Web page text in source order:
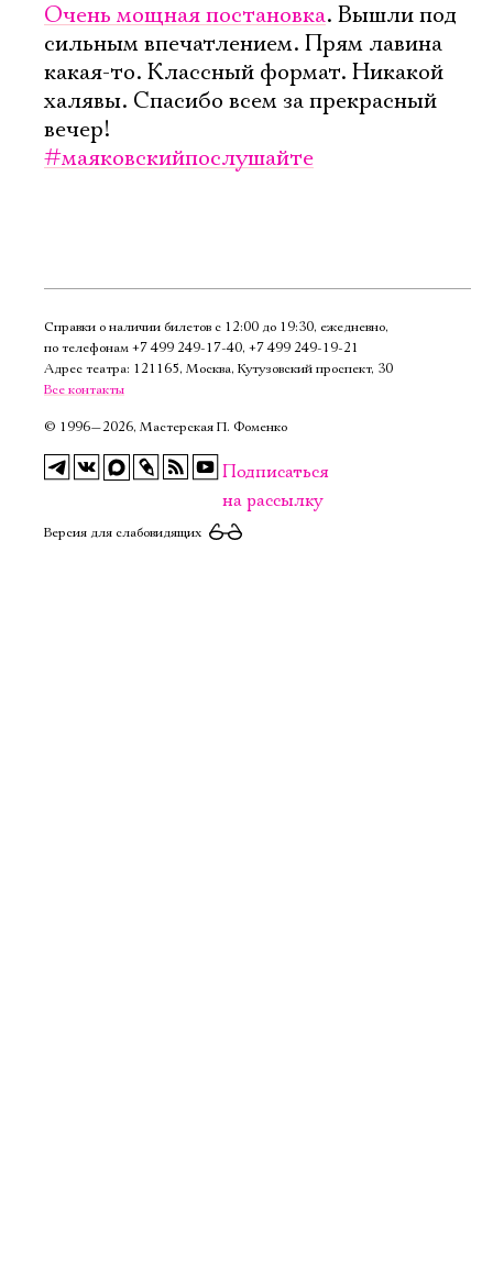
Очень мощная постановка. Вышли под
сильным впечатлением. Прям лавина
какая-то. Классный формат. Никакой
халявы. Спасибо всем за прекрасный
вечер!
#маяковскийпослушайте
Справки о наличии билетов с 12:00 до 19:30, ежедневно,
по телефонам +7 499 249‑17‑40, +7 499 249‑19‑21
Адрес театра: 121165, Москва, Кутузовский проспект, 30
Все контакты
© 1996—2026, Мастерская П. Фоменко
Подписаться
на рассылку
Версия для слабовидящих